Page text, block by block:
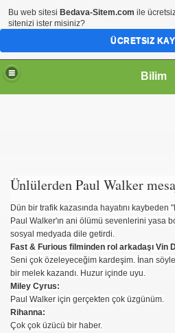
Bilim
Ünlülerden Paul Walker
Dün bir trafik kazasında hayatını
Paul Walker'ın ani ölümü sevenlerini yasa
sosyal medyada dile getirdi.
Fast & Furious filminden rol arkadaşı Vin
Seni çok özeleyeceğim kardeşim. İnan
bir melek kazandı. Huzur içinde uyu.
Miley Cyrus:
Paul Walker için gerçekten çok üzgünüm.
Rihanna:
Çok çok üzücü bir haber.
Bu web sitesi Bedava-Sitem.com ile
sitenizi ister misiniz?
ÜCRETSIZ